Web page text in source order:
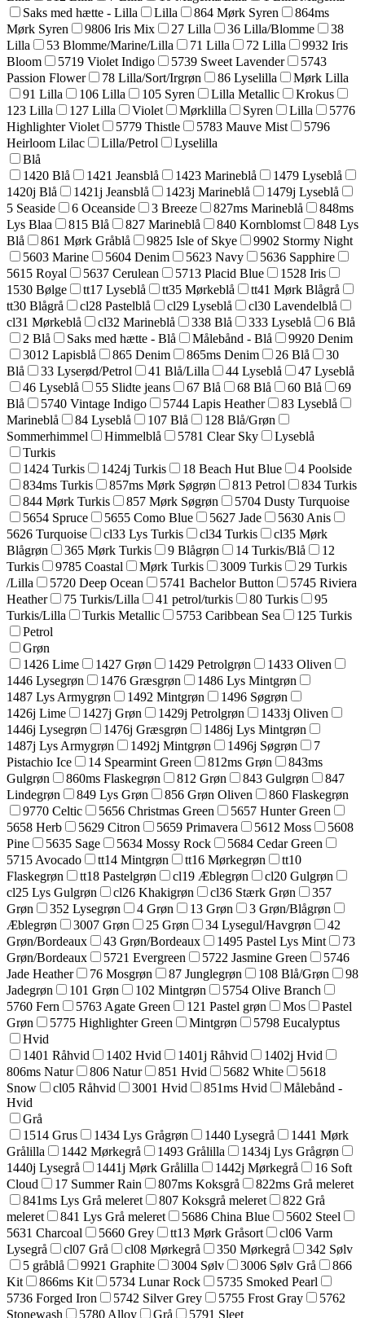
Saks med hætte - Lilla
Lilla 864 Mørk Syren
864ms
Mørk Syren
9806 Iris Mix 27 Lilla 36 Lilla/Blomme
38
Lilla
53 Blomme/Marine/Lilla 71 Lilla 72 Lilla
9932 Iris
Bloom
5719 Violet Indigo 5739 Sweet Lavender
5743
Passion Flower
78 Lilla/Sort/Irgrøn 86 Lyselilla
Mørk Lilla
91 Lilla
106 Lilla 105 Syren Lilla Metallic
Krokus
123 Lilla
127 Lilla Violet Mørklilla Syren Lilla
5776
Highlighter Violet
5779 Thistle 5783 Mauve Mist
5796
Heirloom Lilac
Lilla/Petrol
Lyselilla
Blå
1420 Blå
1421 Jeansblå 1423 Marineblå
1479 Lyseblå
1420j Blå
1421j Jeansblå 1423j Marineblå
1479j Lyseblå
5 Seaside
6 Oceanside 3 Breeze 827ms Marineblå
848ms
Lys Blaa
815 Blå 827 Marineblå 840 Kornblomst
848 Lys
Blå
861 Mørk Gråblå 9825 Isle of Skye
9902 Stormy Night
5603 Marine
5604 Denim 5623 Navy
5636 Sapphire
5615 Royal
5637 Cerulean 5713 Placid Blue
1528 Iris
1530 Bølge
tt17 Lyseblå tt35 Mørkeblå
tt41 Mørk Blågrå
tt30 Blågrå
cl28 Pastelblå cl29 Lyseblå
cl30 Lavendelblå
cl31 Mørkeblå
cl32 Marineblå 338 Blå 333 Lyseblå
6 Blå
2 Blå
Saks med hætte - Blå Målebånd - Blå
9920 Denim
3012 Lapisblå
865 Denim 865ms Denim 26 Blå
30
Blå
33 Lyserød/Petrol 41 Blå/Lilla 44 Lyseblå
47 Lyseblå
46 Lyseblå
55 Slidte jeans 67 Blå 68 Blå 60 Blå
69
Blå
5740 Vintage Indigo 5744 Lapis Heather
83 Lyseblå
Marineblå
84 Lyseblå 107 Blå
128 Blå/Grøn
Sommerhimmel
Himmelblå 5781 Clear Sky
Lyseblå
Turkis
1424 Turkis
1424j Turkis 18 Beach Hut Blue
4 Poolside
834ms Turkis
857ms Mørk Søgrøn 813 Petrol
834 Turkis
844 Mørk Turkis
857 Mørk Søgrøn
5704 Dusty Turquoise
5654 Spruce
5655 Como Blue 5627 Jade
5630 Anis
5626 Turquoise
cl33 Lys Turkis cl34 Turkis
cl35 Mørk
Blågrøn
365 Mørk Turkis 9 Blågrøn 14 Turkis/Blå
12
Turkis
9785 Coastal Mørk Turkis 3009 Turkis
29 Turkis
/Lilla
5720 Deep Ocean 5741 Bachelor Button
5745 Riviera
Heather
75 Turkis/Lilla 41 petrol/turkis 80 Turkis
95
Turkis/Lilla
Turkis Metallic 5753 Caribbean Sea
125 Turkis
Petrol
Grøn
1426 Lime
1427 Grøn 1429 Petrolgrøn
1433 Oliven
1446 Lysegrøn
1476 Græsgrøn
1486 Lys Mintgrøn
1487 Lys Armygrøn
1492 Mintgrøn
1496 Søgrøn
1426j Lime
1427j Grøn 1429j Petrolgrøn
1433j Oliven
1446j Lysegrøn
1476j Græsgrøn
1486j Lys Mintgrøn
1487j Lys Armygrøn
1492j Mintgrøn 1496j Søgrøn
7
Pistachio Ice
14 Spearmint Green 812ms Grøn
843ms
Gulgrøn
860ms Flaskegrøn 812 Grøn 843 Gulgrøn
847
Lindegrøn
849 Lys Grøn 856 Grøn Oliven
860 Flaskegrøn
9770 Celtic
5656 Christmas Green
5657 Hunter Green
5658 Herb
5629 Citron 5659 Primavera 5612 Moss
5608
Pine
5635 Sage 5634 Mossy Rock
5684 Cedar Green
5715 Avocado
tt14 Mintgrøn tt16 Mørkegrøn
tt10
Flaskegrøn
tt18 Pastelgrøn cl19 Æblegrøn
cl20 Gulgrøn
cl25 Lys Gulgrøn
cl26 Khakigrøn cl36 Stærk Grøn
357
Grøn
352 Lysegrøn 4 Grøn 13 Grøn
3 Grøn/Blågrøn
Æblegrøn
3007 Grøn 25 Grøn 34 Lysegul/Havgrøn
42
Grøn/Bordeaux
43 Grøn/Bordeaux 1495 Pastel Lys Mint
73
Grøn/Bordeaux
5721 Evergreen 5722 Jasmine Green
5746
Jade Heather
76 Mosgrøn 87 Junglegrøn 108 Blå/Grøn
98
Jadegrøn
101 Grøn 102 Mintgrøn
5754 Olive Branch
5760 Fern
5763 Agate Green 121 Pastel grøn Mos
Pastel
Grøn
5775 Highlighter Green Mintgrøn
5798 Eucalyptus
Hvid
1401 Råhvid
1402 Hvid 1401j Råhvid
1402j Hvid
806ms Natur
806 Natur 851 Hvid 5682 White
5618
Snow
cl05 Råhvid 3001 Hvid 851ms Hvid
Målebånd -
Hvid
Grå
1514 Grus
1434 Lys Grågrøn 1440 Lysegrå
1441 Mørk
Grålilla
1442 Mørkegrå 1493 Grålilla
1434j Lys Grågrøn
1440j Lysegrå
1441j Mørk Grålilla 1442j Mørkegrå
16 Soft
Cloud
17 Summer Rain 807ms Koksgrå
822ms Grå meleret
841ms Lys Grå meleret
807 Koksgrå meleret
822 Grå
meleret
841 Lys Grå meleret 5686 China Blue
5602 Steel
5631 Charcoal
5660 Grey tt13 Mørk Gråsort
cl06 Varm
Lysegrå
cl07 Grå cl08 Mørkegrå 350 Mørkegrå
342 Sølv
5 gråblå
9921 Graphite 3004 Sølv 3006 Sølv Grå
866
Kit
866ms Kit 5734 Lunar Rock
5735 Smoked Pearl
5736 Forged Iron
5742 Silver Grey 5755 Frost Gray
5762
Stonewash
5780 Alloy Grå
5791 Sleet